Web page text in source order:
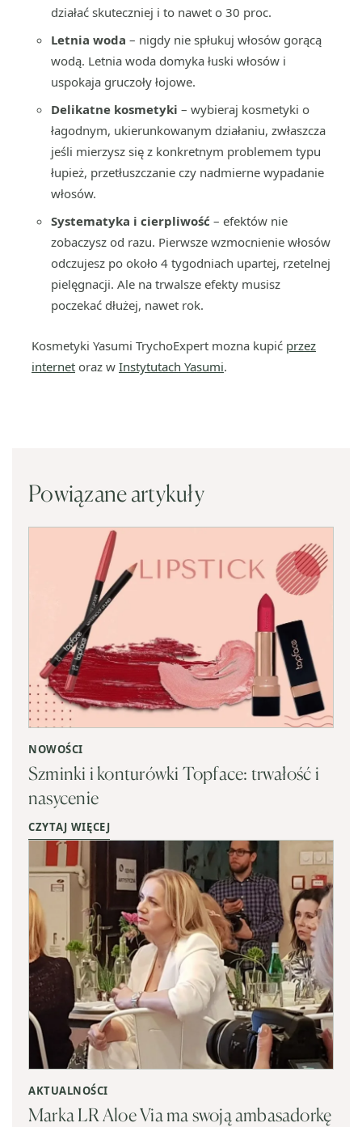
działać skuteczniej i to nawet o 30 proc.
Letnia woda – nigdy nie spłukuj włosów gorącą
wodą. Letnia woda domyka łuski włosów i
uspokaja gruczoły łojowe.
Delikatne kosmetyki – wybieraj kosmetyki o
łagodnym, ukierunkowanym działaniu, zwłaszcza
jeśli mierzysz się z konkretnym problemem typu
łupież, przetłuszczanie czy nadmierne wypadanie
włosów.
Systematyka i cierpliwość – efektów nie
zobaczysz od razu. Pierwsze wzmocnienie włosów
odczujesz po około 4 tygodniach upartej, rzetelnej
pielęgnacji. Ale na trwalsze efekty musisz
poczekać dłużej, nawet rok.
Kosmetyki Yasumi TrychoExpert mozna kupić przez
internet oraz w Instytutach Yasumi.
Powiązane artykuły
NOWOŚCI
Szminki i konturówki Topface: trwałość i
nasycenie
CZYTAJ WIĘCEJ
AKTUALNOŚCI
Marka LR Aloe Via ma swoją ambasadorkę